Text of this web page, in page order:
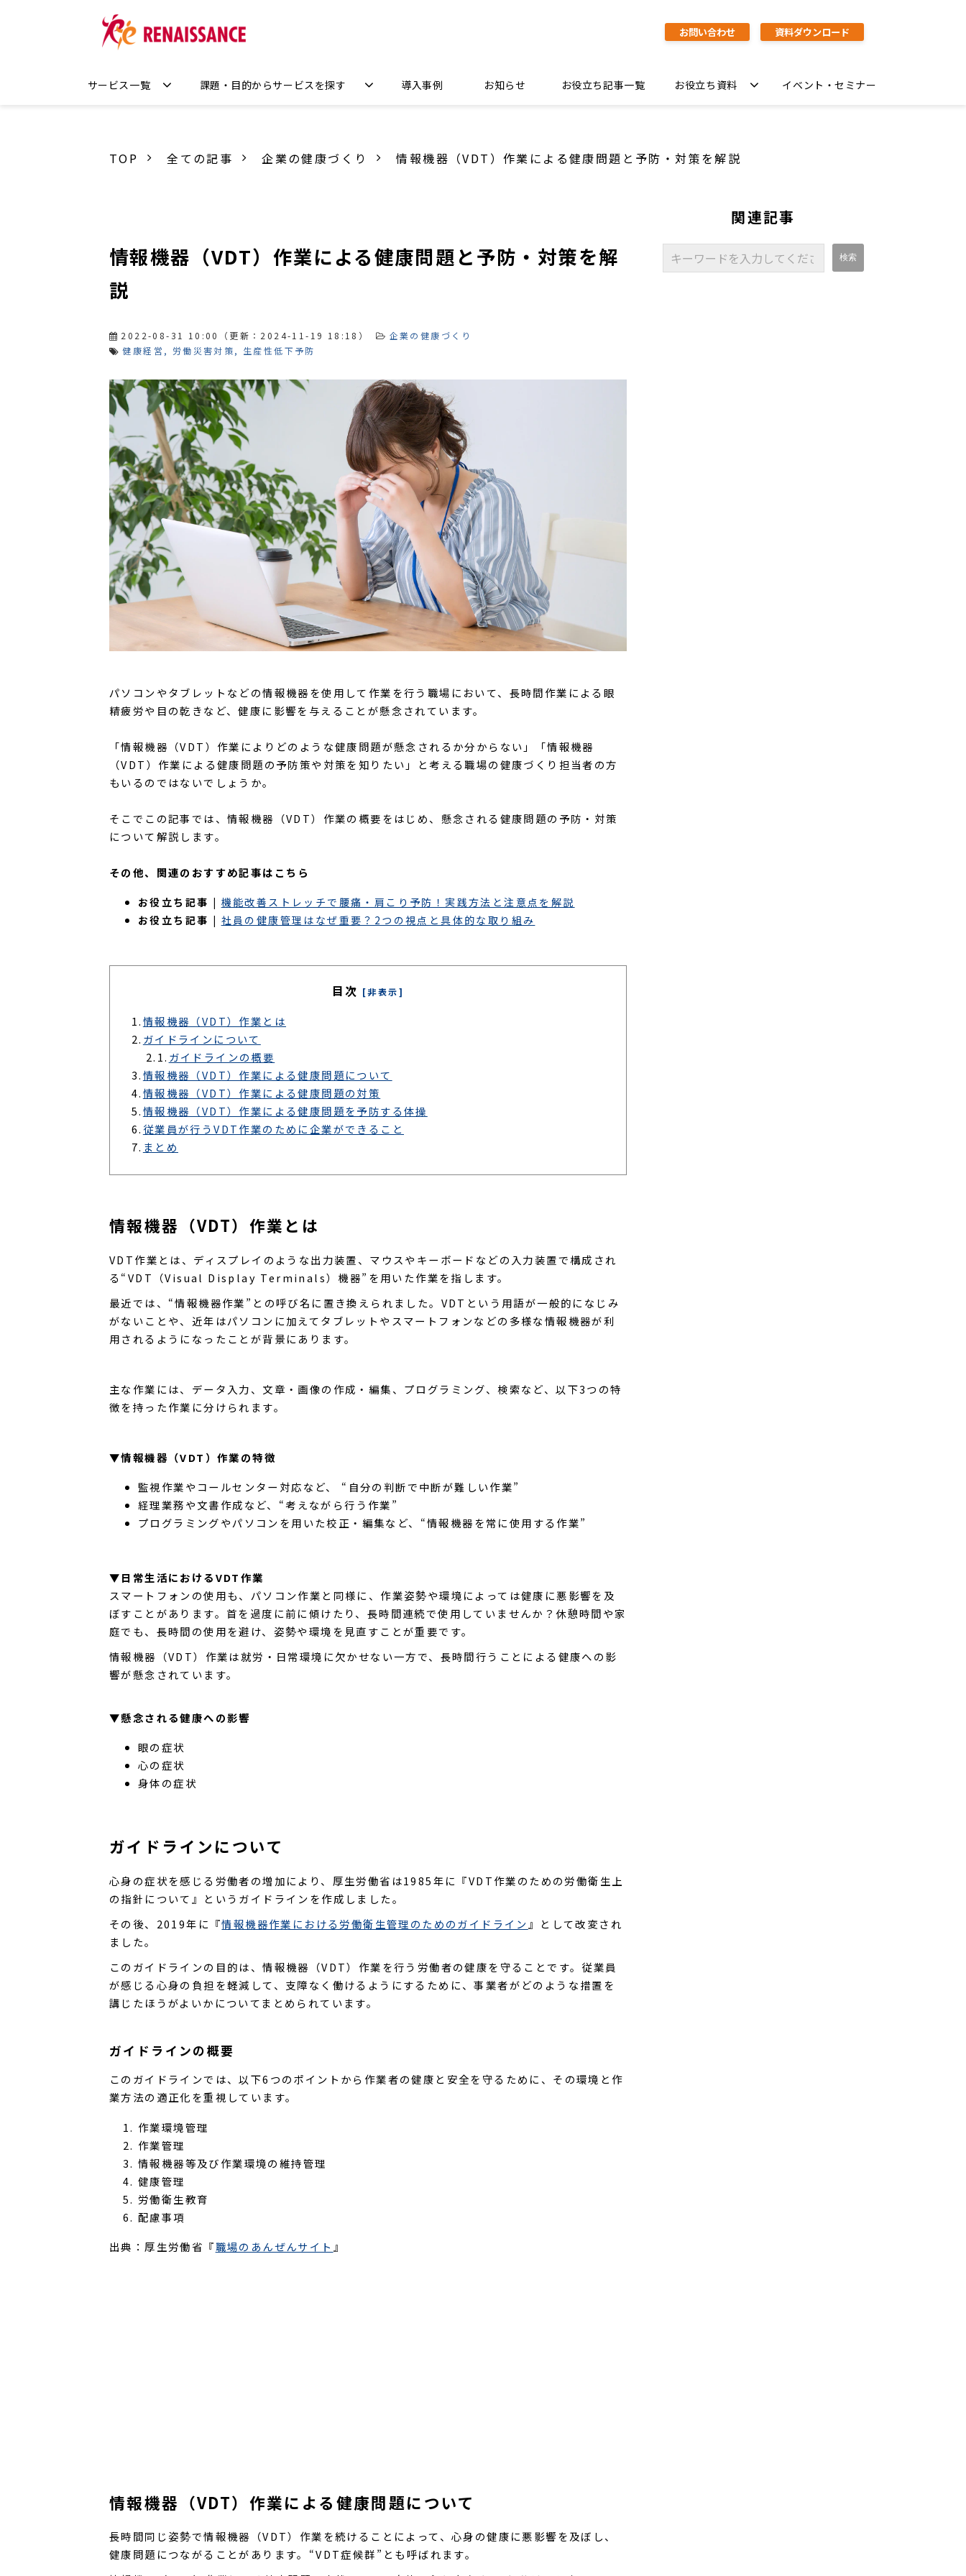
お問い合わせ 資料ダウンロード
サービス一覧 課題・目的からサービスを探す 導入事例 お知らせ お役立ち記事一覧 お役立ち資料 イベント・セミナー
TOP 全ての記事 企業の健康づくり 情報機器（VDT）作業による健康問題と予防・対策を解説
情報機器（VDT）作業による健康問題と予防・対策を解
説
2022-08-31 10:00 （更新： 2024-11-19 18:18 ）
企業の健康づくり
健康経営
労働災害対策 生産性低下予防
パソコンやタブレットなどの情報機器を使用して作業を行う職場において、長時間作業による眼
精疲労や目の乾きなど、健康に影響を与えることが懸念されています。
「情報機器（VDT）作業によりどのような健康問題が懸念されるか分からない」「情報機器
（VDT）作業による健康問題の予防策や対策を知りたい」と考える職場の健康づくり担当者の方
もいるのではないでしょうか。
そこでこの記事では、情報機器（VDT）作業の概要をはじめ、懸念される健康問題の予防・対策
について解説します。
その他、関連のおすすめ記事はこちら
お役立ち記事 | 機能改善ストレッチで腰痛・肩こり予防！実践方法と注意点を解説
お役立ち記事 | 社員の健康管理はなぜ重要？2つの視点と具体的な取り組み
目次 [非表示]
1.情報機器（VDT）作業とは
2. ガイドラインについて
2.1. ガイドラインの概要
3.情報機器（VDT）作業による健康問題について
4.情報機器（VDT）作業による健康問題の対策
5.情報機器（VDT）作業による健康問題を予防する体操
6. 従業員が行うVDT作業のために企業ができること
7. まとめ
情報機器（VDT）作業とは
VDT作業とは、ディスプレイのような出力装置、マウスやキーボードなどの入力装置で構成され
る“VDT（Visual Display Terminals）機器”を用いた作業を指します。
最近では、“情報機器作業”との呼び名に置き換えられました。VDTという用語が一般的になじみ
がないことや、近年はパソコンに加えてタブレットやスマートフォンなどの多様な情報機器が利
用されるようになったことが背景にあります。
主な作業には、データ入力、文章・画像の作成・編集、プログラミング、検索など、以下3つの特
徴を持った作業に分けられます。
▼情報機器（VDT）作業の特徴
監視作業やコールセンター対応など、 “自分の判断で中断が難しい作業”
経理業務や文書作成など、“考えながら行う作業”
プログラミングやパソコンを用いた校正・編集など、“情報機器を常に使用する作業”
▼日常生活におけるVDT作業
スマートフォンの使用も、パソコン作業と同様に、作業姿勢や環境によっては健康に悪影響を及
ぼすことがあります。首を過度に前に傾けたり、長時間連続で使用していませんか？休憩時間や家
庭でも、長時間の使用を避け、姿勢や環境を見直すことが重要です。
情報機器（VDT）作業は就労・日常環境に欠かせない一方で、長時間行うことによる健康への影
響が懸念されています。
▼懸念される健康への影響
眼の症状
心の症状
身体の症状
ガイドラインについて
心身の症状を感じる労働者の増加により、厚生労働省は1985年に『VDT作業のための労働衛生上
の指針について』というガイドラインを作成しました。
その後、2019年に『情報機器作業における労働衛生管理のためのガイドライン 』として改変され
ました。
このガイドラインの目的は、情報機器（VDT）作業を行う労働者の健康を守ることです。従業員
が感じる心身の負担を軽減して、支障なく働けるようにするために、事業者がどのような措置を
講じたほうがよいかについてまとめられています。
ガイドラインの概要
このガイドラインでは、以下6つのポイントから作業者の健康と安全を守るために、その環境と作
業方法の適正化を重視しています。
作業環境管理
作業管理
情報機器等及び作業環境の維持管理
健康管理
労働衛生教育
配慮事項
出典：厚生労働省『職場のあんぜんサイト 』
情報機器（VDT）作業による健康問題について
⻑時間同じ姿勢で情報機器（VDT）作業を続けることによって、⼼⾝の健康に悪影響を及ぼし、
健康問題につながることがあります。“VDT症候群”とも呼ばれます。
関連記事